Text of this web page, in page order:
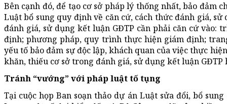
Bên cạnh đó, để tạo cơ sở pháp lý thống nhất, bảo đảm
Luật bổ sung quy định về căn cứ, cách thức đánh giá,
đánh giá, sử dụng kết luận GĐTP cần phải căn cứ vào:
định; phương pháp, quy trình thực hiện giám định;
yếu tố bảo đảm sự độc lập, khách quan của việc thực
khăn, thiếu cơ sở trong đánh giá, sử dụng kết luận GĐTP
Tránh “vướng” với pháp luật tố tụng
Tại cuộc họp Ban soạn thảo dự án Luật sửa đổi, bổ